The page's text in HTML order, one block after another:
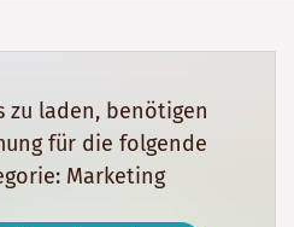
zu laden, benötigen
für die folgende
Marketing